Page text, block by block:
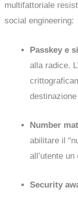
multifattoriale
social engineering:
Passkey e
alla radice.
destinazione
Number
abilitare il
all’utente
Security